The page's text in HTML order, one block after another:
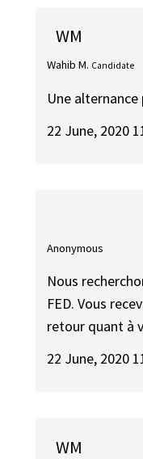
WM
Wahib M. Candidate
Une
22 June, 2020
Anonymous
Nous
FED. Vous
retour quant à
22 June, 2020
WM